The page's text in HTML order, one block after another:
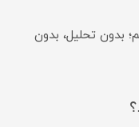
بدون تحلیل، بدون